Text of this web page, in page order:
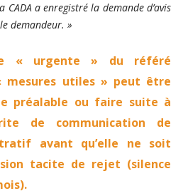
a enregistré la demande d’avis
demandeur. »
« urgente » du référé
mesures utiles » peut être
préalable ou faire suite à
de communication de
avant qu’elle ne soit
tacite de rejet (silence